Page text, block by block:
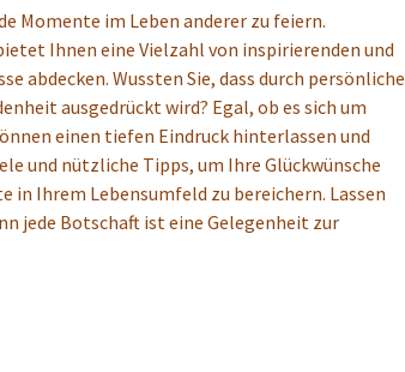
Momente im Leben anderer zu feiern.
Ihnen eine Vielzahl von inspirierenden und
abdecken. Wussten Sie, dass durch persönliche
ausgedrückt wird? Egal, ob es sich um
einen tiefen Eindruck hinterlassen und
und nützliche Tipps, um Ihre Glückwünsche
Ihrem Lebensumfeld zu bereichern. Lassen
jede Botschaft ist eine Gelegenheit zur